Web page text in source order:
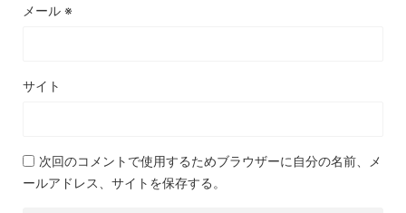
メール ※
サイト
次回のコメントで使用するためブラウザーに自分の名前、メ
ールアドレス、サイトを保存する。